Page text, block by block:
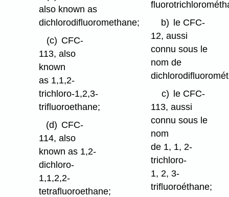
also known as
dichlorodifluoromethane;
(c) CFC-
113, also
known
as 1,1,2-
trichloro-1,2,3-
trifluoroethane;
(d) CFC-
114, also
known as 1,2-
dichloro-
1,1,2,2-
tetrafluoroethane;
b)
le CFC-
12, aussi
connu sous le
nom de
c)
le CFC-
113, aussi
connu sous le
nom
de 1, 1, 2-
trichloro-
1, 2, 3-
trifluoroéthane;